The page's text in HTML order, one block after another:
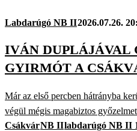
Labdarúgó NB II2026.07.26.
IVÁN DUPLÁJÁVAL
GYIRMÓT A
Már az első percben hátrányba
végül mégis magabiztos
CsákvárNB IIlabdarúgó NB II